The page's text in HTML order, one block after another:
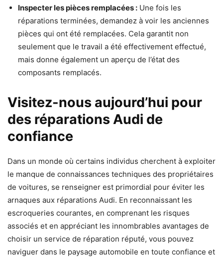
Inspecter les pièces remplacées : Une fois les
réparations terminées, demandez à voir les anciennes
pièces qui ont été remplacées. Cela garantit non
seulement que le travail a été effectivement effectué,
mais donne également un aperçu de l’état des
composants remplacés.
Visitez-nous aujourd’hui pour
des réparations Audi de
confiance
Dans un monde où certains individus cherchent à exploiter
le manque de connaissances techniques des propriétaires
de voitures, se renseigner est primordial pour éviter les
arnaques aux réparations Audi. En reconnaissant les
escroqueries courantes, en comprenant les risques
associés et en appréciant les innombrables avantages de
choisir un service de réparation réputé, vous pouvez
naviguer dans le paysage automobile en toute confiance et